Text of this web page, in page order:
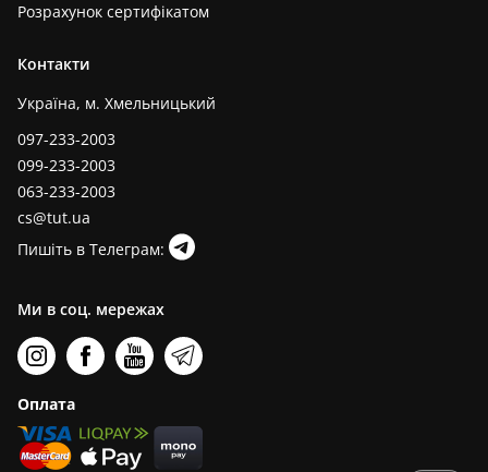
Розрахунок сертифікатом
Контакти
Україна, м. Хмельницький
097-233-2003
099-233-2003
063-233-2003
cs@tut.ua
Пишіть в Телеграм:
Ми в соц. мережах
Оплата